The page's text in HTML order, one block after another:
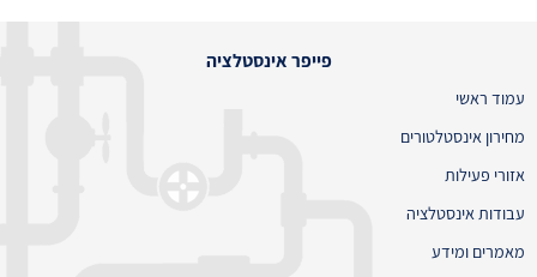
פייפר אינסטלציה
עמוד ראשי
מחירון אינסטלטורים
אזורי פעילות
עבודות אינסטלציה
מאמרים ומידע